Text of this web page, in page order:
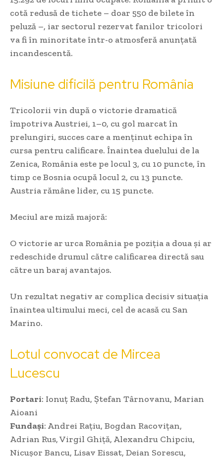
cotă redusă de tichete – doar 550 de bilete în
peluză –, iar sectorul rezervat fanilor tricolori
va fi în minoritate într-o atmosferă anunțată
incandescentă.
Misiune dificilă pentru România
Tricolorii vin după o victorie dramatică
împotriva Austriei, 1–0, cu gol marcat în
prelungiri, succes care a menținut echipa în
cursa pentru calificare. Înaintea duelului de la
Zenica, România este pe locul 3, cu 10 puncte, în
timp ce Bosnia ocupă locul 2, cu 13 puncte.
Austria rămâne lider, cu 15 puncte.
Meciul are miză majoră:
O victorie ar urca România pe poziția a doua și ar
redeschide drumul către calificarea directă sau
către un baraj avantajos.
Un rezultat negativ ar complica decisiv situația
înaintea ultimului meci, cel de acasă cu San
Marino.
Lotul convocat de Mircea
Lucescu
Portari: Ionuț Radu, Ștefan Târnovanu, Marian
Aioani
Fundași: Andrei Rațiu, Bogdan Racovițan,
Adrian Rus, Virgil Ghiță, Alexandru Chipciu,
Nicușor Bancu, Lisav Eissat, Deian Sorescu,